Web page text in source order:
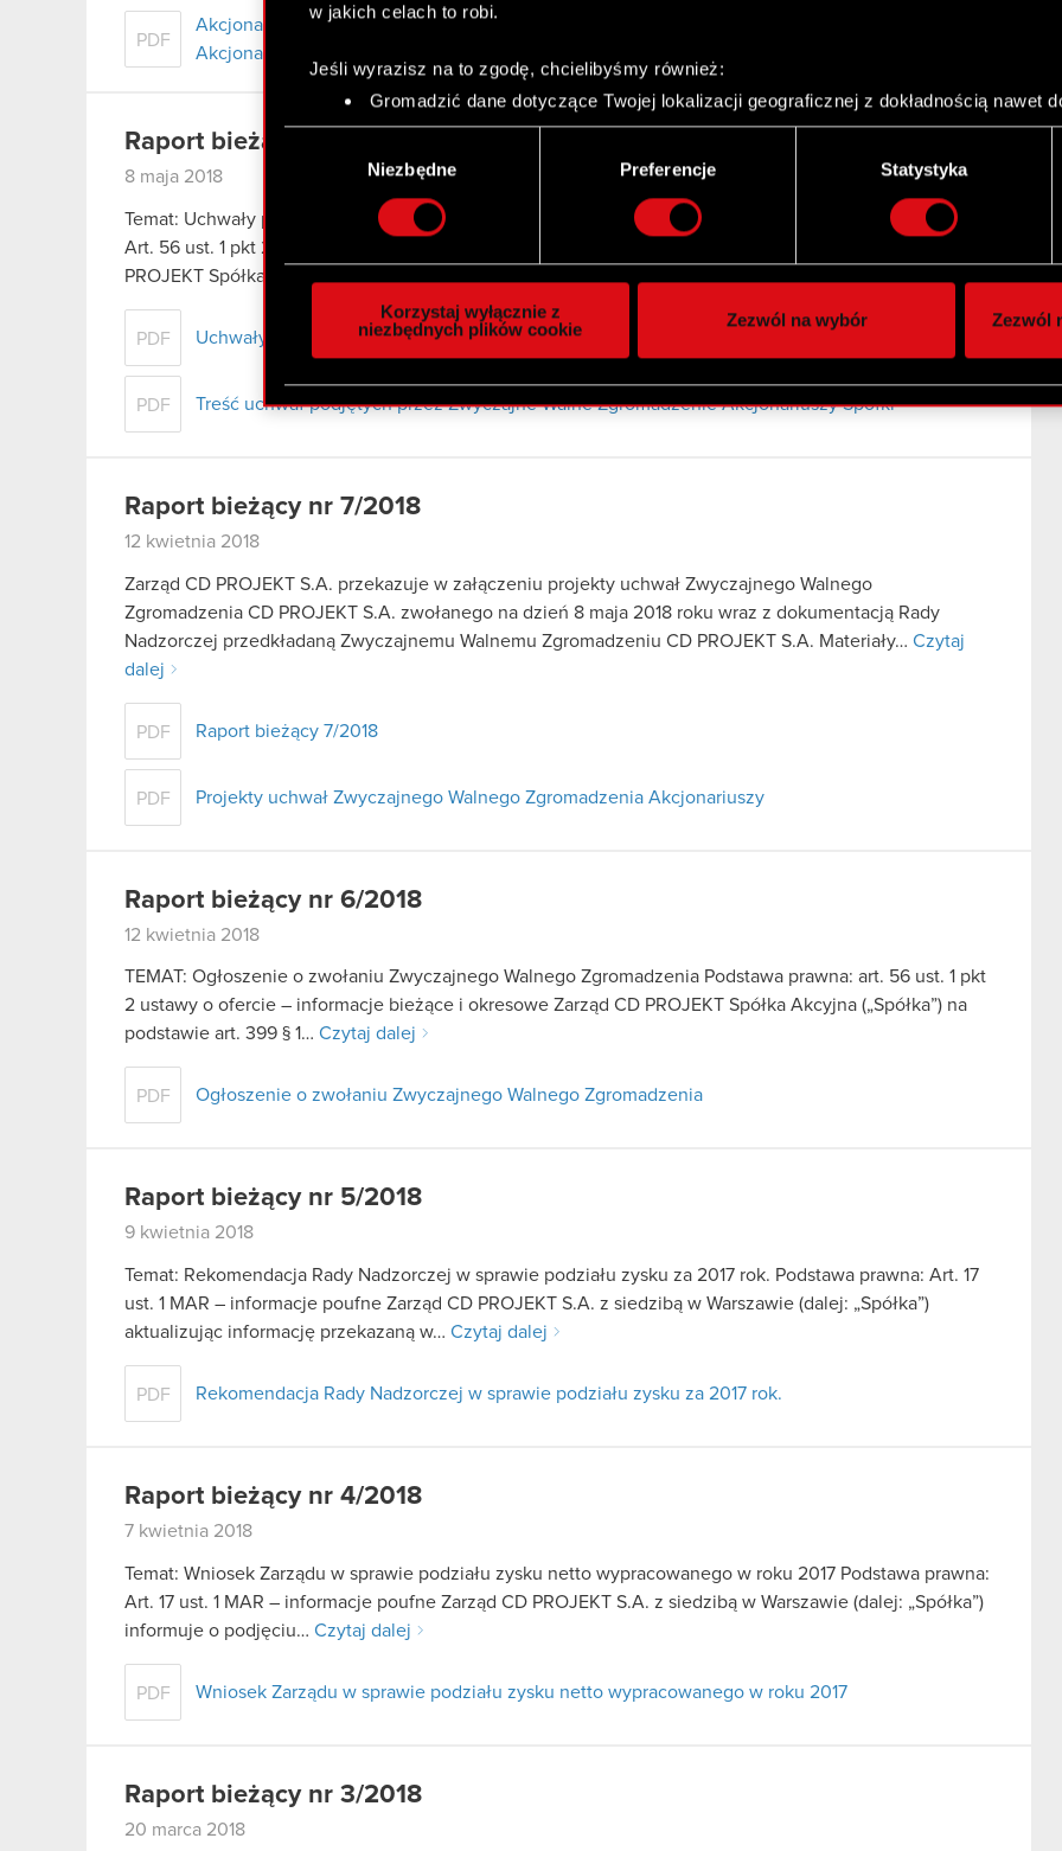
w jakich celach to robi.
Jeśli wyrazisz na to zgodę, chcielibyśmy również:
Gromadzić dane dotyczące Twojej lokalizacji geograficznej z dokładnością nawet
Identyfikować Twoje urządzenie, aktywnie analizując charakteryzującego je zbiory
Dowiedz się więcej odnośnie tego, jak Twoje osobiste dane są przetwarzane oraz ustaw
szczegółów . W Deklaracji plików cookie możesz zmienić lub wycofać swoją zgodę w
Wykorzystujemy pliki cookie do spersonalizowania treści i reklam, aby oferować funkcje
społecznościowym, reklamowym i analitycznym. Partnerzy mogą połączyć te informacje
otrzymanymi od Ciebie lub uzyskanymi podczas korzystania z ich usług. Kontynuując
zgadasz się na używanie plików cookie.
Niezbędne Preferencje Statystyka
Korzystaj wyłącznie z
niezbędnych plików cookie
Zezwól na wybór Zezwól
PDF
Akcjonariusze posiadający co najmniej 5% głosów na Zwyczajnym Walnym Zgromadzeniu
Akcjonariuszy Spółki
Raport bieżący nr 8/2018
8 maja 2018
Temat: Uchwały podjęte przez Zwyczajne Walne Zgromadzenie Akcjonariuszy Spółki Podstawa prawna:
Art. 56 ust. 1 pkt 2 Ustawy o ofercie – informacje bieżące i okresowe Zarząd Spółki pod firmą CD
PROJEKT Spółka Akcyjna z siedzibą…
PDF Uchwały podjęte przez Zwyczajne Walne Zgromadzenie Akcjonariuszy Spółki
PDF Treść uchwał podjętych przez Zwyczajne Walne Zgromadzenie Akcjonariuszy Spółki
Raport bieżący nr 7/2018
12 kwietnia 2018
Zarząd CD PROJEKT S.A. przekazuje w załączeniu projekty uchwał Zwyczajnego Walnego
Zgromadzenia CD PROJEKT S.A. zwołanego na dzień 8 maja 2018 roku wraz z dokumentacją Rady
Nadzorczej przedkładaną Zwyczajnemu Walnemu Zgromadzeniu CD PROJEKT S.A. Materiały… Czytaj
dalej
PDF Raport bieżący 7/2018
PDF Projekty uchwał Zwyczajnego Walnego Zgromadzenia Akcjonariuszy
Raport bieżący nr 6/2018
12 kwietnia 2018
TEMAT: Ogłoszenie o zwołaniu Zwyczajnego Walnego Zgromadzenia Podstawa prawna: art. 56 ust. 1 pkt
2 ustawy o ofercie – informacje bieżące i okresowe Zarząd CD PROJEKT Spółka Akcyjna („Spółka”) na
podstawie art. 399 § 1… Czytaj dalej
PDF Ogłoszenie o zwołaniu Zwyczajnego Walnego Zgromadzenia
Raport bieżący nr 5/2018
9 kwietnia 2018
Temat: Rekomendacja Rady Nadzorczej w sprawie podziału zysku za 2017 rok. Podstawa prawna: Art. 17
ust. 1 MAR – informacje poufne Zarząd CD PROJEKT S.A. z siedzibą w Warszawie (dalej: „Spółka”)
aktualizując informację przekazaną w… Czytaj dalej
PDF Rekomendacja Rady Nadzorczej w sprawie podziału zysku za 2017 rok.
Raport bieżący nr 4/2018
7 kwietnia 2018
Temat: Wniosek Zarządu w sprawie podziału zysku netto wypracowanego w roku 2017 Podstawa prawna:
Art. 17 ust. 1 MAR – informacje poufne Zarząd CD PROJEKT S.A. z siedzibą w Warszawie (dalej: „Spółka”)
informuje o podjęciu… Czytaj dalej
PDF Wniosek Zarządu w sprawie podziału zysku netto wypracowanego w roku 2017
Raport bieżący nr 3/2018
20 marca 2018